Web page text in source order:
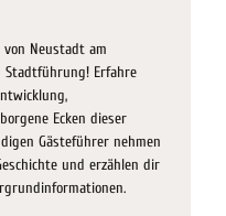
Neustadt am
Stadtführung! Erfahre
Ecken dieser
Gästeführer nehmen
und erzählen dir